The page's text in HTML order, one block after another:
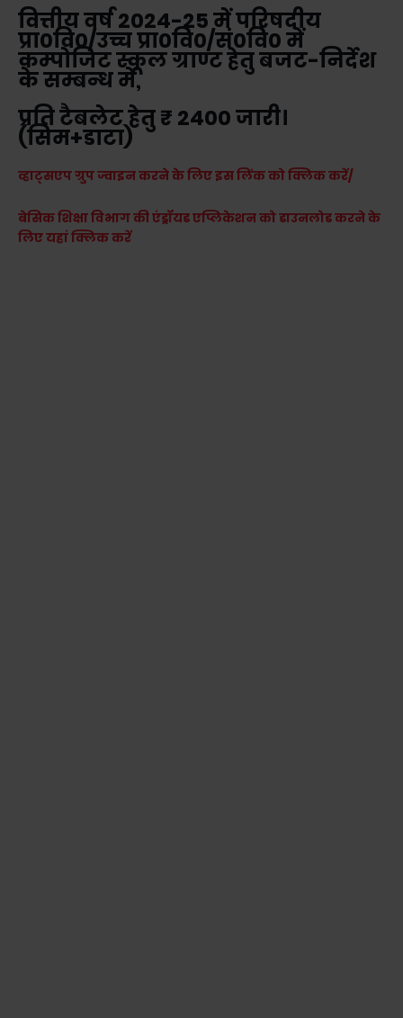
वित्तीय वर्ष 2024-25 में परिषदीय
प्रा0वि0/उच्च प्रा0वि0/सं0वि0 में
कम्पोजिट स्कूल ग्राण्ट हेतु बजट-निर्देश
के सम्बन्ध में,
प्रति टैबलेट हेतु ₹ 2400 जारी।
(सिम+डाटा)
व्हाट्सएप ग्रुप ज्वाइन करने के लिए इस लिंक को क्लिक करें/
बेसिक शिक्षा विभाग की एंड्रॉयड एप्लिकेशन को डाउनलोड करने के
लिए यहां क्लिक करें